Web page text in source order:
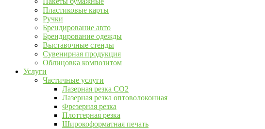
Пластиковые карты
Ручки
Брендирование авто
Брендирование одежды
Выставочные стенды
Сувенирная продукция
Облицовка композитом
Услуги
Частичные услуги
Лазерная резка CO2
Лазерная резка оптоволоконная
Фрезерная резка
Плоттерная резка
Широкоформатная печать